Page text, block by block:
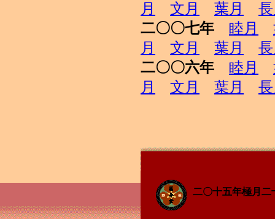
月
文月 葉月
二〇〇七年
睦月
月
文月 葉月
二〇〇六年
睦月
月
文月 葉月
二〇十五年極月二